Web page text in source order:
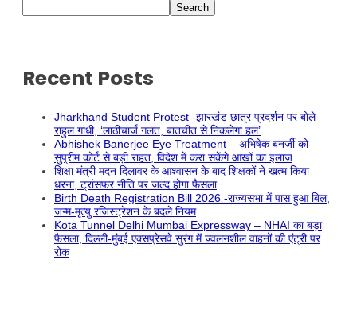
Search
Recent Posts
Jharkhand Student Protest -झारखंड छात्र प्रदर्शन पर बोले
राहुल गांधी, ‘लाठीचार्ज गलत, बातचीत से निकलेगा हल’
Abhishek Banerjee Eye Treatment – अभिषेक बनर्जी को
सुप्रीम कोर्ट से बड़ी राहत, विदेश में करा सकेंगे आंखों का इलाज
शिक्षा मंत्री मदन दिलावर के आश्वासन के बाद शिक्षकों ने खत्म किया
धरना, ट्रांसफर नीति पर जल्द होगा फैसला
Birth Death Registration Bill 2026 -राज्यसभा में पास हुआ बिल,
जन्म-मृत्यु रजिस्ट्रेशन के बदले नियम
Kota Tunnel Delhi Mumbai Expressway – NHAI का बड़ा
फैसला, दिल्ली-मुंबई एक्सप्रेसवे सुरंग में ज्वलनशील वाहनों की एंट्री पर
रोक